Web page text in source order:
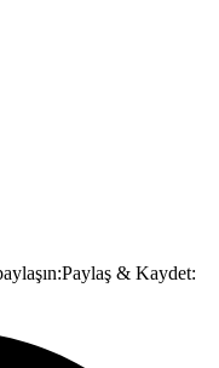
Paylaş & Kaydet: